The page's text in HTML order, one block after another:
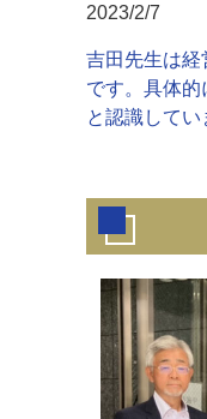
2023/2/7
吉田先生は経
です。具体
と認識してい